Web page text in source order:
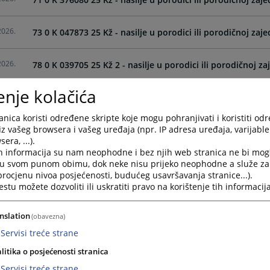
73 0 K 047873 25 Kž - nasilje u porodici ili porodičnoj
78 0 K 039705 25 Kž 2 - nasilje u porodici ili porodičnoj
71 0 K 323743 25 Kž 2 - nasilje u porodici ili porodičnoj
kolačića
koristi određene skripte koje mogu pohranjivati i koristiti
vašeg browsera i vašeg uređaja (npr. IP adresa uređaja,
...).
informacija su nam neophodne i bez njih web stranica ne bi
svom punom obimu, dok neke nisu prijeko neophodne a služe
nivoa posjećenosti, budućeg usavršavanja stranice...).
možete dozvoliti ili uskratiti pravo na korištenje tih
(obavezna)
Servisi treće strane
o posjećenosti stranica